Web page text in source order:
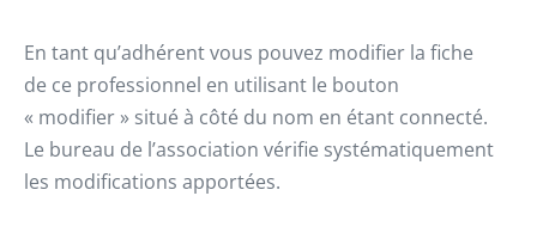
En tant qu’adhérent vous pouvez modifier la fiche
de ce professionnel en utilisant le bouton
« modifier » situé à côté du nom en étant connecté.
Le bureau de l’association vérifie systématiquement
les modifications apportées.